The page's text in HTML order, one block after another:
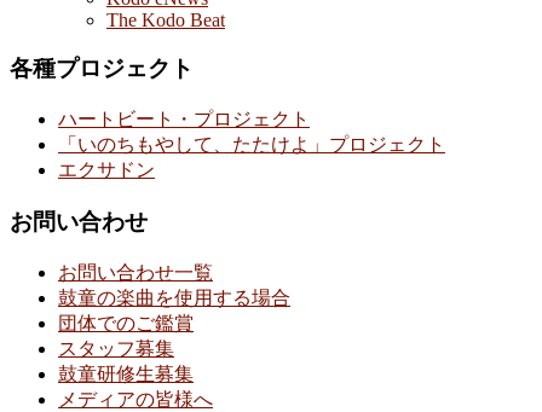
The Kodo Beat
各種プロジェクト
ハートビート・プロジェクト
「いのちもやして、たたけよ」プロジェクト
エクサドン
お問い合わせ
お問い合わせ一覧
鼓童の楽曲を使用する場合
団体でのご鑑賞
スタッフ募集
鼓童研修生募集
メディアの皆様へ